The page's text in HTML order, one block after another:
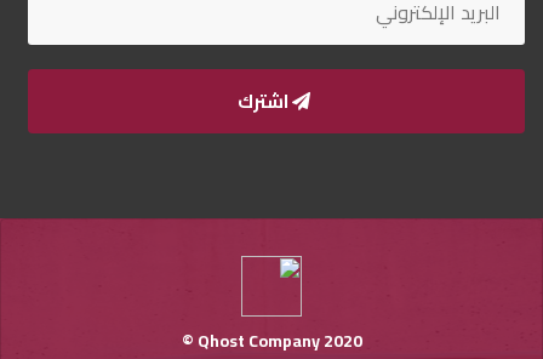
اشترك
Qhost Company 2020 ©